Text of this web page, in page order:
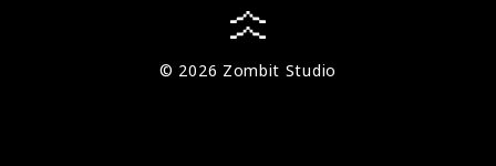
© 2026 Zombit Studio